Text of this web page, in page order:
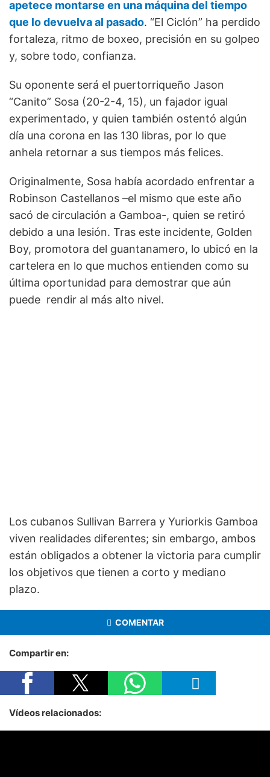
apetece montarse en una máquina del tiempo
que lo devuelva al pasado. “El Ciclón” ha perdido
fortaleza, ritmo de boxeo, precisión en su golpeo
y, sobre todo, confianza.
Su oponente será el puertorriqueño Jason
“Canito” Sosa (20-2-4, 15), un fajador igual
experimentado, y quien también ostentó algún
día una corona en las 130 libras, por lo que
anhela retornar a sus tiempos más felices.
Originalmente, Sosa había acordado enfrentar a
Robinson Castellanos –el mismo que este año
sacó de circulación a Gamboa-, quien se retiró
debido a una lesión. Tras este incidente, Golden
Boy, promotora del guantanamero, lo ubicó en la
cartelera en lo que muchos entienden como su
última oportunidad para demostrar que aún
puede rendir al más alto nivel.
Los cubanos Sullivan Barrera y Yuriorkis Gamboa
viven realidades diferentes; sin embargo, ambos
están obligados a obtener la victoria para cumplir
los objetivos que tienen a corto y mediano
plazo.
COMENTAR
Compartir en:
Vídeos relacionados: